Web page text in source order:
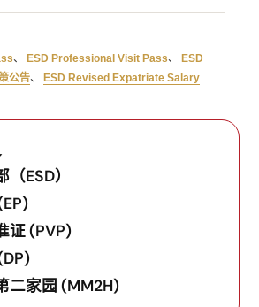
、 ESD Professional Visit Pass、
ESD
公告、
ESD Revised Expatriate Salary
ESD）
证 (PVP)
二家园 (MM2H)